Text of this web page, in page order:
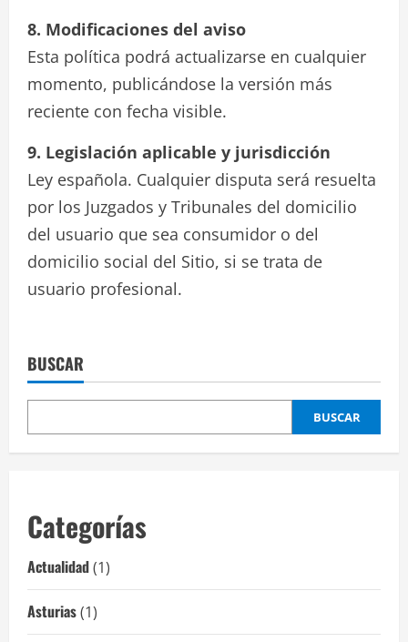
8. Modificaciones del aviso
Esta política podrá actualizarse en cualquier
momento, publicándose la versión más
reciente con fecha visible.
9. Legislación aplicable y jurisdicción
Ley española. Cualquier disputa será resuelta
por los Juzgados y Tribunales del domicilio
del usuario que sea consumidor o del
domicilio social del Sitio, si se trata de
usuario profesional.
BUSCAR
BUSCAR
Categorías
Actualidad(1)
Asturias(1)